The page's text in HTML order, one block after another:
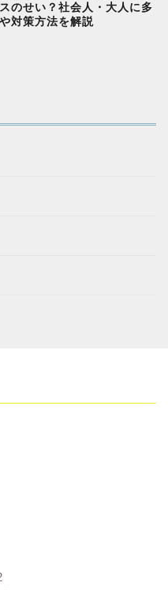
のせい？社会人・大人に多
対策方法を解説